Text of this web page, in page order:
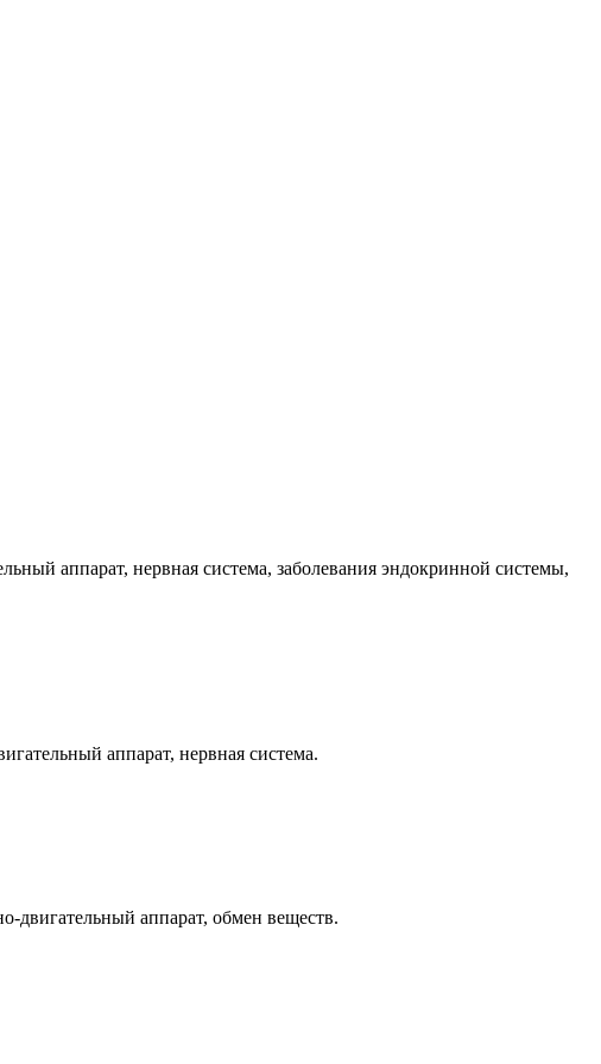
аппарат, нервная система, заболевания эндокринной системы,
аппарат, нервная система.
двигательный аппарат, обмен веществ.